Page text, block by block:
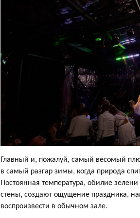
Главный и, пожалуй, самый весомый
в самый разгар зимы, когда природа
Постоянная температура, обилие
стены, создают ощущение праздника,
воспроизвести в обычном зале.